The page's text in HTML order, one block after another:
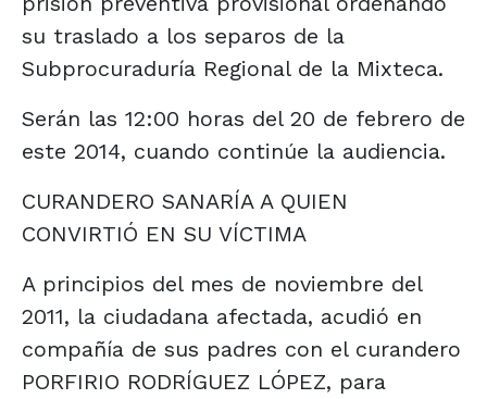
su traslado a los separos de la
Subprocuraduría Regional de la Mixteca.
Serán las 12:00 horas del 20 de febrero de
este 2014, cuando continúe la audiencia.
CURANDERO SANARÍA A QUIEN
CONVIRTIÓ EN SU VÍCTIMA
A principios del mes de noviembre del
2011, la ciudadana afectada, acudió en
compañía de sus padres con el curandero
PORFIRIO RODRÍGUEZ LÓPEZ, para